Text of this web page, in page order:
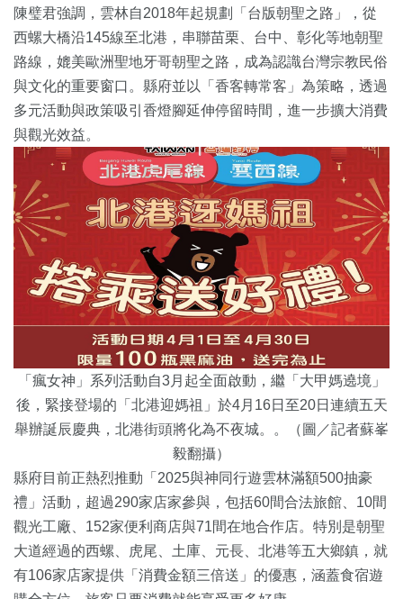
陳璧君強調，雲林自2018年起規劃「台版朝聖之路」，從
西螺大橋沿145線至北港，串聯苗栗、台中、彰化等地朝聖
路線，媲美歐洲聖地牙哥朝聖之路，成為認識台灣宗教民俗
與文化的重要窗口。縣府並以「香客轉常客」為策略，透過
多元活動與政策吸引香燈腳延伸停留時間，進一步擴大消費
與觀光效益。
「瘋女神」系列活動自3月起全面啟動，繼「大甲媽遶境」
後，緊接登場的「北港迎媽祖」於4月16日至20日連續五天
舉辦誕辰慶典，北港街頭將化為不夜城。。（圖／記者蘇峯
毅翻攝）
縣府目前正熱烈推動「2025與神同行遊雲林滿額500抽豪
禮」活動，超過290家店家參與，包括60間合法旅館、10間
觀光工廠、152家便利商店與71間在地合作店。特別是朝聖
大道經過的西螺、虎尾、土庫、元長、北港等五大鄉鎮，就
有106家店家提供「消費金額三倍送」的優惠，涵蓋食宿遊